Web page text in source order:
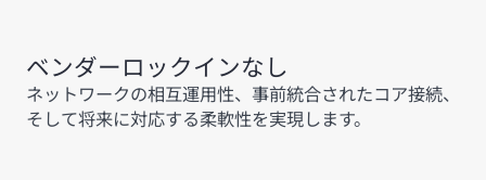
ベンダーロックインなし
ネットワークの相互運用性、事前統合されたコア接続、
そして将来に対応する柔軟性を実現します。